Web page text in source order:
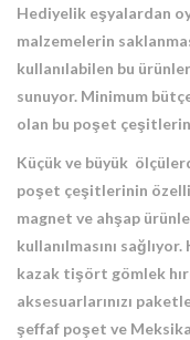
Hediyelik eşyalardan
malzemelerin
kullanılabilen bu
sunuyor. Minimum
olan bu poşet
Küçük ve büyük
poşet çeşitlerinin
magnet ve ahşap
kullanılmasını
kazak tişört gömlek
aksesuarlarınızı
şeffaf poşet ve